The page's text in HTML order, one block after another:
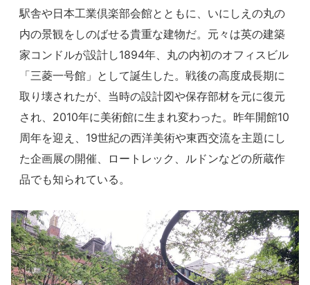
駅舎や日本工業倶楽部会館とともに、いにしえの丸の
内の景観をしのばせる貴重な建物だ。元々は英の建築
家コンドルが設計し1894年、丸の内初のオフィスビル
「三菱一号館」として誕生した。戦後の高度成長期に
取り壊されたが、当時の設計図や保存部材を元に復元
され、2010年に美術館に生まれ変わった。昨年開館10
周年を迎え、19世紀の西洋美術や東西交流を主題にし
た企画展の開催、ロートレック、ルドンなどの所蔵作
品でも知られている。